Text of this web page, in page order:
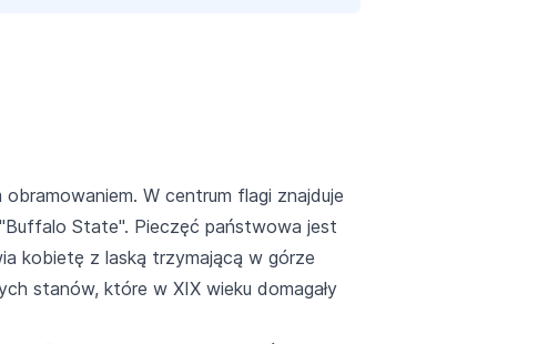
W centrum flagi znajduje
State". Pieczęć państwowa jest
kobietę z laską trzymającą w górze
stanów, które w XIX wieku domagały